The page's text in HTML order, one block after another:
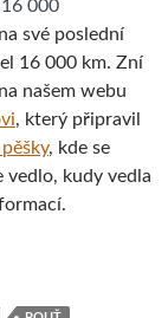
000
své poslední
16 000 km. Zní
našem webu
, který připravil
, kde se
kudy vedla
exkluzivní